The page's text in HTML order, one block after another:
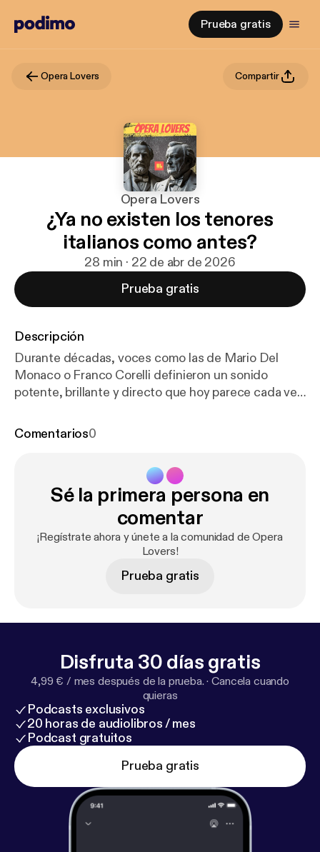
Prueba gratis
Opera Lovers Compartir
Opera Lovers
¿Ya no existen los tenores
italianos como antes?
28 min · 22 de abr de 2026
Prueba gratis
Descripción
Durante décadas, voces como las de Mario Del
Monaco o Franco Corelli definieron un sonido
potente, brillante y directo que hoy parece cada vez
simplemente cambió la forma de cantar?En este
vocal y su relación con el verismo y el repertorio de
Giuseppe Verdi y Giacomo Puccini. También
revisamos la delgada línea entre tenor lírico, spinto y
dramático, y por qué hoy es más difícil encontrar
ese tipo de voz.¿Es un problema de técnica? ¿De
Comentarios0
Sé la primera persona en
comentar
¡Regístrate ahora y únete a la comunidad de Opera
Lovers!
Prueba gratis
Disfruta 30 días gratis
4,99 € / mes después de la prueba. ·Cancela cuando
quieras
Podcasts exclusivos
20 horas de audiolibros / mes
Podcast gratuitos
Prueba gratis